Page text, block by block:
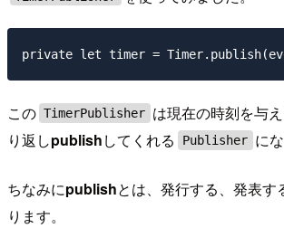
この TimerPublisher は現在の時刻を与
り返しpublishしてくれる Publisher に
ちなみにpublishとは、発行する、発表す
ります。